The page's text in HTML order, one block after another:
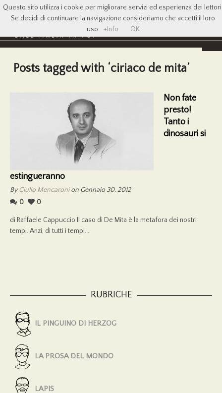
Posts tagged with ‘ciriaco de mita’
Non fate
presto!
Tanto i
dinosauri si
estingueranno
ByGiulio Mencaronion Gennaio 30, 2012
0
0
di Raffaele Cappuccio Il caso di De Mita è la metafora dei nostri
tempi. Anzi, di tutti i tempi....
RUBRICHE
IL PINGUINO DI HERZOG
LA PROSA DEL MONDO
LAPIS
Questo sito utilizza i cookie per migliorare servizi ed esperienza dei
Se decidi di continuare la navigazione consideriamo che accetti il loro
uso. +Info OK